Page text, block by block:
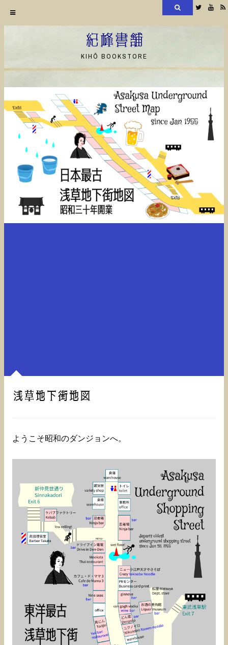
ン
ツ
へ
Twitter
紀峰書舗
KIHŌ BOOKSTORE
浅草地下街地図
ようこそ昭和のダンジョンへ。